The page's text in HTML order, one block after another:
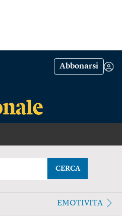
Abbonarsi
CERCA
EMOTIVITA